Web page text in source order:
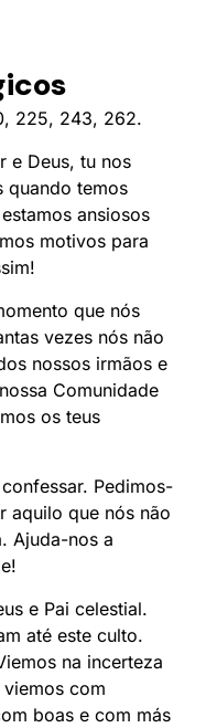
225, 243, 262.
e Deus, tu nos
quando temos
ansiosos
motivos para
que nós
vezes nós não
nossos irmãos e
Comunidade
os teus
Pedimos-
aquilo que nós não
Ajuda-nos a
e Pai celestial.
até este culto.
na incerteza
com
boas e com más